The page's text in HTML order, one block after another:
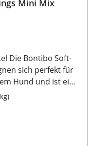
Mini Mix
Die Bontibo Soft-
sich perfekt für
Hund und ist ein
im Alltag. Die